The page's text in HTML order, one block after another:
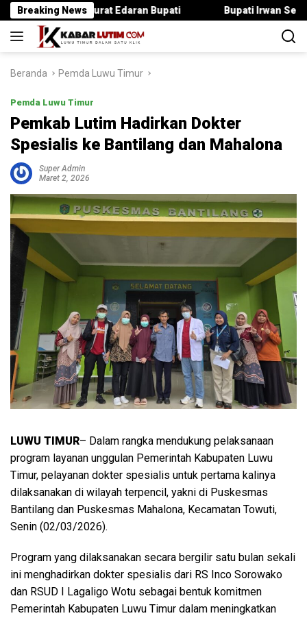
Langsung
ke
konten
Breaking News
Surat Edaran Bupati Bupati Irwan Serahkan
Beranda Pemda Luwu Timur
Pemda Luwu Timur
Pemkab Lutim Hadirkan Dokter
Spesialis ke Bantilang dan Mahalona
Super Admin
Maret 2, 2026
LUWU TIMUR– Dalam rangka mendukung pelaksanaan
program layanan unggulan Pemerintah Kabupaten Luwu
Timur, pelayanan dokter spesialis untuk pertama kalinya
dilaksanakan di wilayah terpencil, yakni di Puskesmas
Bantilang dan Puskesmas Mahalona, Kecamatan Towuti,
Senin (02/03/2026).
Program yang dilaksanakan secara bergilir satu bulan sekali
ini menghadirkan dokter spesialis dari RS Inco Sorowako
dan RSUD I Lagaligo Wotu sebagai bentuk komitmen
Pemerintah Kabupaten Luwu Timur dalam meningkatkan